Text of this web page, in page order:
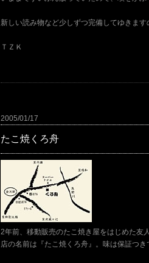
新しい読み物など少しずつ完備してゆきま
ＴＺＫ
2005/01/17
たこ焼くろ舟
2年前、移動販売のたこ焼き屋をはじめた友
店の名前は『たこ焼くろ舟』。味は保証つき